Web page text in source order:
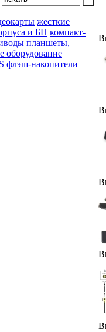
жесткие
и БП компакт-
планшеты,
оборудование
флэш-накопители